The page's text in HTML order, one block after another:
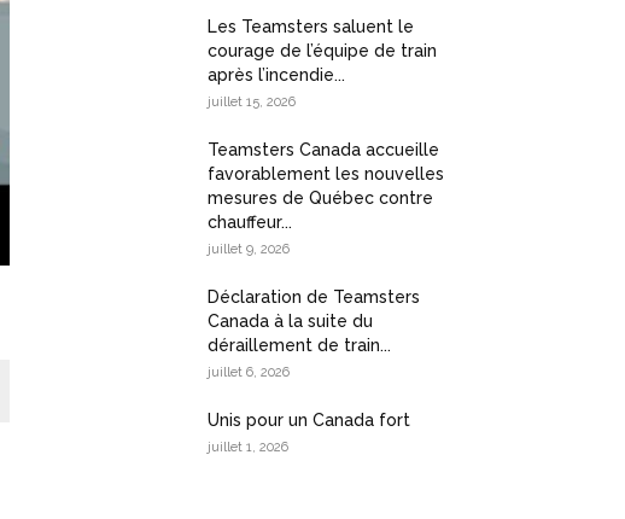
Les Teamsters saluent le
courage de l’équipe de train
après l’incendie...
juillet 15, 2026
Teamsters Canada accueille
favorablement les nouvelles
mesures de Québec contre
chauffeur...
juillet 9, 2026
Déclaration de Teamsters
Canada à la suite du
déraillement de train...
juillet 6, 2026
Unis pour un Canada fort
juillet 1, 2026